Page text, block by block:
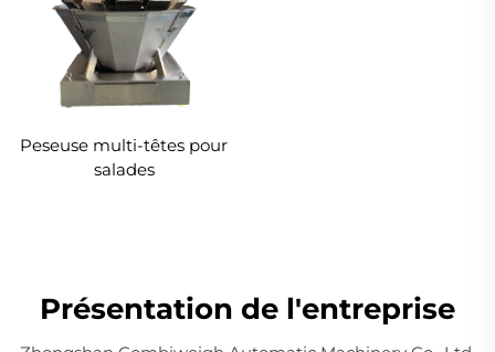
Peseuse multi-têtes pour
salades
Présentation de l'entreprise